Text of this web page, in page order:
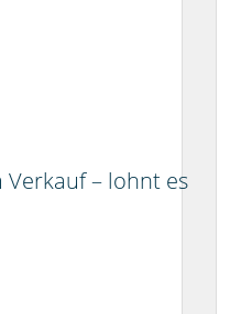
Verkauf – lohnt es